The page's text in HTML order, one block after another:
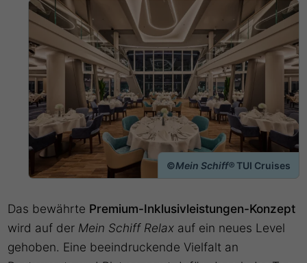
©Mein Schiff®TUI Cruises
Das bewährte Premium-Inklusivleistungen-Konzept
wird auf der Mein Schiff Relax auf ein neues Level
gehoben. Eine beeindruckende Vielfalt an